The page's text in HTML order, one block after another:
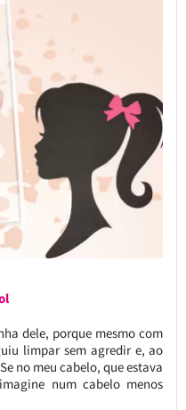
dele, porque mesmo com
limpar sem agredir e, ao
no meu cabelo, que estava
num cabelo menos